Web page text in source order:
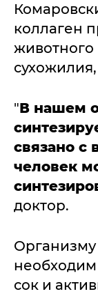
коллаген
"В нашем
связано с
человек
доктор.
Организму
сок и